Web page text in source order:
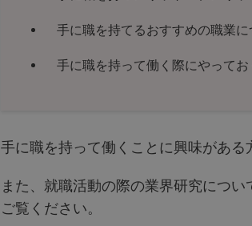
手に職を持てるおすすめの職業に
手に職を持って働く際にやってお
手に職を持って働くことに興味がある
また、就職活動の際の業界研究につ
ご覧ください。